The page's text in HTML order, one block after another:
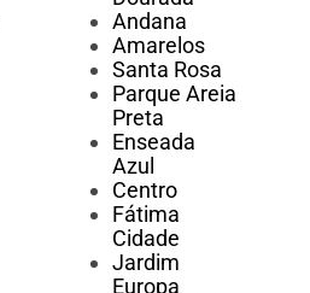
Andana
Amarelos
Santa Rosa
Parque Areia
Preta
Enseada
Azul
Centro
Fátima
Cidade
Jardim
Europa